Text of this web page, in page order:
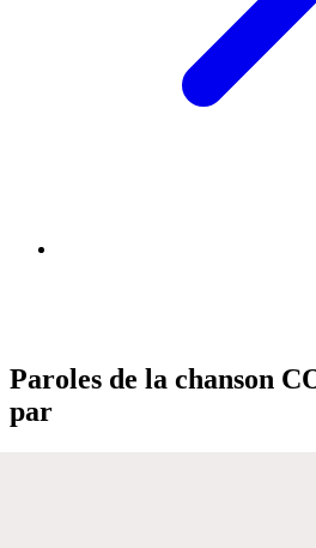
Paroles de la chanson
par